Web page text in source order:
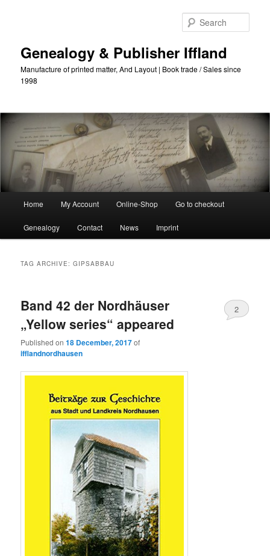
Genealogy & Publisher Iffland
Manufacture of printed matter, And Layout | Book trade / Sales since
1998
Home My Account Online-Shop Go to checkout
Genealogy Contact News Imprint
TAG ARCHIVE:GIPSABBAU
Band 42 der Nordhäuser
„Yellow series“ appeared
Published on18 December, 2017of
ifflandnordhausen
2